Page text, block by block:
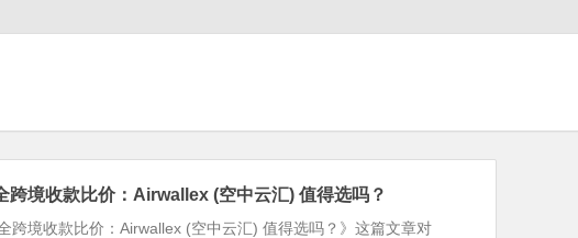
跨境收款比价：Airwallex (空中云汇) 值得选吗？
跨境收款比价：Airwallex (空中云汇) 值得选吗？》这篇文章对